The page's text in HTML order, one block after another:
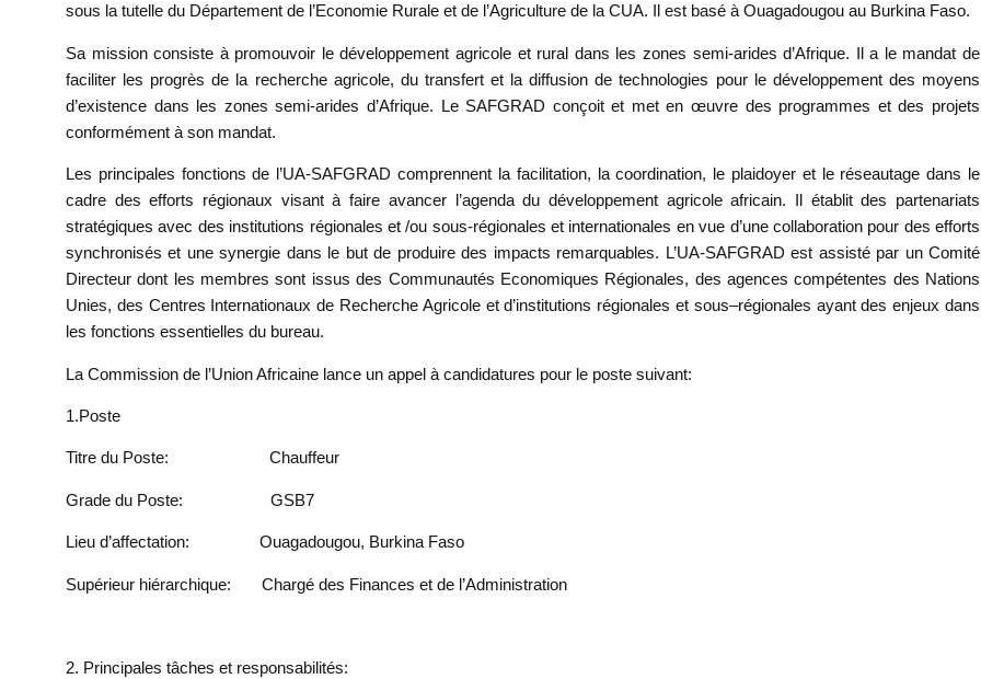
sous la tutelle du Département de l’Economie Rurale et de l’Agriculture de la CUA.
Il est basé à Ouagadougou au Burkina Faso.
Sa mission consiste à promouvoir le développement agricole et rural dans les zones semi-arides d’Afrique. Il a le mandat de
faciliter les progrès de la recherche agricole, du transfert et la diffusion de technologies pour le développement des moyens
d’existence dans les zones semi-arides d’Afrique. Le SAFGRAD conçoit et met en œuvre des programmes et des projets
conformément à son mandat.
Les principales fonctions de l’UA-SAFGRAD comprennent la facilitation, la coordination, le plaidoyer et le réseautage dans le
cadre des efforts régionaux visant à faire avancer l’agenda du développement agricole africain. Il établit des partenariats
stratégiques avec des institutions régionales et /ou sous-régionales et internationales en vue d’une collaboration pour des efforts
synchronisés et une synergie dans le but de produire des impacts remarquables. L’UA-SAFGRAD est assisté par un Comité
Directeur dont les membres sont issus des Communautés Economiques Régionales, des agences compétentes des Nations
Unies, des Centres Internationaux de Recherche Agricole et d’institutions régionales et sous–régionales ayant des enjeux dans
les fonctions essentielles du bureau.
La Commission de l’Union Africaine lance un appel à candidatures pour le poste suivant:
1.Poste
Titre du Poste: Chauffeur
Grade du Poste: GSB7
Lieu d’affectation: Ouagadougou, Burkina Faso
Supérieur hiérarchique: Chargé des Finances et de l’Administration
2. Principales tâches et responsabilités: